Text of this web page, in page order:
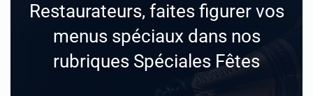
Restaurateurs, faites figurer vos
menus spéciaux dans nos
rubriques Spéciales Fêtes